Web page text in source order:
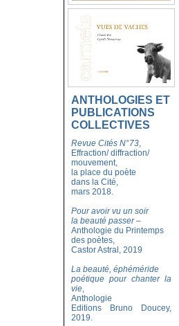
ANTHOLOGIES ET
PUBLICATIONS
COLLECTIVES
Revue Cités N°73,
Effraction/ diffraction/
mouvement,
la place du poète
dans la Cité,
mars 2018.
Pour avoir vu un soir
la beauté passer–
Anthologie du Printemps
des poètes,
Castor Astral, 2019
La beauté, éphéméride
poétique pour chanter la
vie,
Anthologie
Editions Bruno Doucey,
2019.